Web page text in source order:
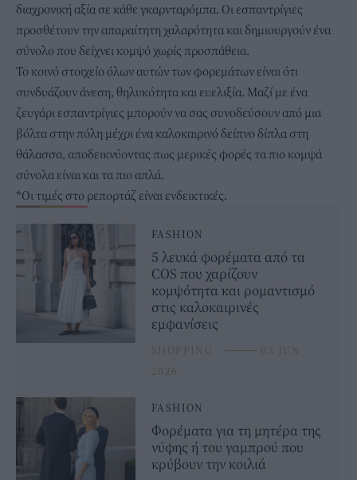
διαχρονική αξία σε κάθε γκαρνταρόμπα. Οι εσπαντρίγιες
προσθέτουν την απαραίτητη χαλαρότητα και δημιουργούν ένα
σύνολο που δείχνει κομψό χωρίς προσπάθεια.
Το κοινό στοιχείο όλων αυτών των φορεμάτων είναι ότι
συνδυάζουν άνεση, θηλυκότητα και ευελιξία. Μαζί με ένα
ζευγάρι εσπαντρίγιες μπορούν να σας συνοδεύσουν από μια
βόλτα στην πόλη μέχρι ένα καλοκαιρινό δείπνο δίπλα στη
θάλασσα, αποδεικνύοντας πως μερικές φορές τα πιο κομψά
σύνολα είναι και τα πιο απλά.
*Οι τιμές στο ρεπορτάζ είναι ενδεικτικές.
FASHION
5 λευκά φορέματα από τα
COS που χαρίζουν
κομψότητα και ρομαντισμό
στις καλοκαιρινές
εμφανίσεις
SHOPPING ⸻ 03 JUN
2026
FASHION
Φορέματα για τη μητέρα της
νύφης ή του γαμπρού που
κρύβουν την κοιλιά